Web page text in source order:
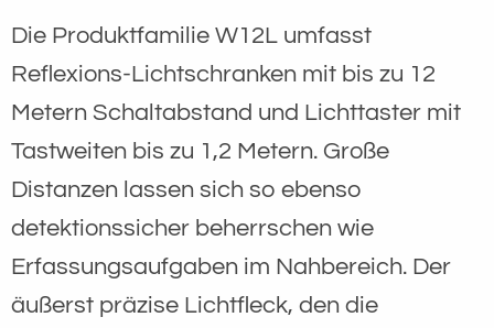
Die Produktfamilie W12L umfasst
Reflexions-Lichtschranken mit bis zu 12
Metern Schaltabstand und Lichttaster mit
Tastweiten bis zu 1,2 Metern. Große
Distanzen lassen sich so ebenso
detektionssicher beherrschen wie
Erfassungsaufgaben im Nahbereich. Der
äußerst präzise Lichtfleck, den die